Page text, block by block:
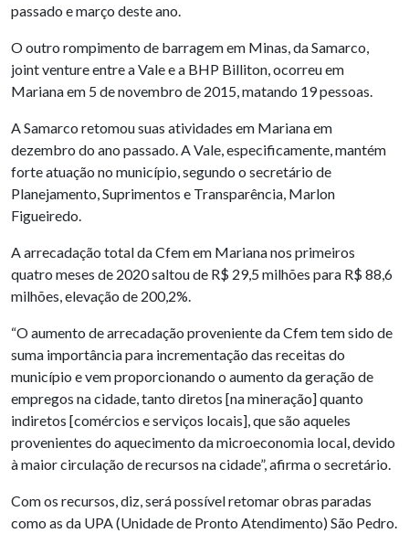
passado e março deste ano.
O outro rompimento de barragem em Minas, da Samarco,
joint venture entre a Vale e a BHP Billiton, ocorreu em
Mariana em 5 de novembro de 2015, matando 19 pessoas.
A Samarco retomou suas atividades em Mariana em
dezembro do ano passado. A Vale, especificamente, mantém
forte atuação no município, segundo o secretário de
Planejamento, Suprimentos e Transparência, Marlon
Figueiredo.
A arrecadação total da Cfem em Mariana nos primeiros
quatro meses de 2020 saltou de R$ 29,5 milhões para R$ 88,6
milhões, elevação de 200,2%.
“O aumento de arrecadação proveniente da Cfem tem sido de
suma importância para incrementação das receitas do
município e vem proporcionando o aumento da geração de
empregos na cidade, tanto diretos [na mineração] quanto
indiretos [comércios e serviços locais], que são aqueles
provenientes do aquecimento da microeconomia local, devido
à maior circulação de recursos na cidade”, afirma o secretário.
Com os recursos, diz, será possível retomar obras paradas
como as da UPA (Unidade de Pronto Atendimento) São Pedro.